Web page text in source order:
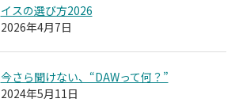
イスの選び方2026
2026年4月7日
今さら聞けない、“DAWって何？”
2024年5月11日